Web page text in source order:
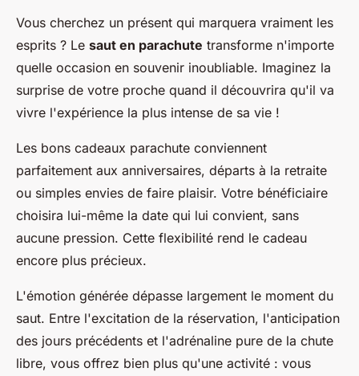
Vous cherchez un présent qui marquera vraiment les
esprits ? Le saut en parachute transforme n'importe
quelle occasion en souvenir inoubliable. Imaginez la
surprise de votre proche quand il découvrira qu'il va
vivre l'expérience la plus intense de sa vie !
Les bons cadeaux parachute conviennent
parfaitement aux anniversaires, départs à la retraite
ou simples envies de faire plaisir. Votre bénéficiaire
choisira lui-même la date qui lui convient, sans
aucune pression. Cette flexibilité rend le cadeau
encore plus précieux.
L'émotion générée dépasse largement le moment du
saut. Entre l'excitation de la réservation, l'anticipation
des jours précédents et l'adrénaline pure de la chute
libre, vous offrez bien plus qu'une activité : vous